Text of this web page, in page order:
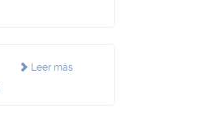
Leer más